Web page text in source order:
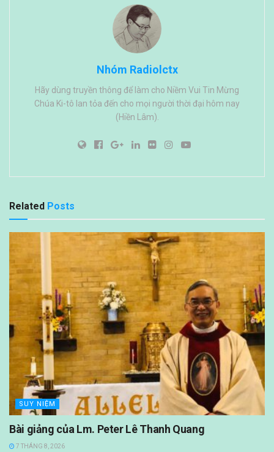
Nhóm Radiolctx
Hãy dùng truyền thông để làm cho Niềm Vui Tin Mừng
Chúa Ki-tô lan tỏa đến cho mọi người thời đại hôm nay
(Hiền Lâm).
Related Posts
SUY NIỆM
Bài giảng của Lm. Peter Lê Thanh Quang
7 THÁNG 8, 2026